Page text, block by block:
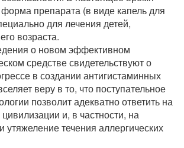
форма препарата (в виде капель для
для лечения детей,
возраста.
о новом эффективном
средстве свидетельствуют о
в создании антигистаминных
веру в то, что поступательное
позволит адекватно ответить на
и, в частности, на
утяжеление течения аллергических